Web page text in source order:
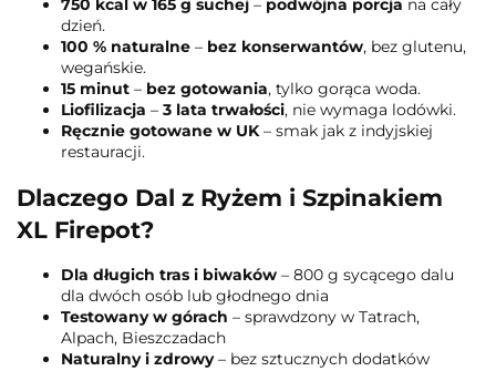
dzień.
100 % naturalne – bez konserwantów, bez glutenu,
wegańskie.
15 minut – bez gotowania, tylko gorąca woda.
Liofilizacja – 3 lata trwałości, nie wymaga lodówki.
Ręcznie gotowane w UK – smak jak z indyjskiej
restauracji.
Dlaczego Dal z Ryżem i Szpinakiem
XL Firepot?
Dla długich tras i biwaków – 800 g sycącego dalu
dla dwóch osób lub głodnego dnia
Testowany w górach – sprawdzony w Tatrach,
Alpach, Bieszczadach
Naturalny i zdrowy– bez sztucznych dodatków